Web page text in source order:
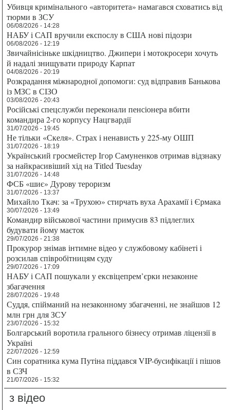
Убивця кримінального «авторитета» намагався сховатись від
тюрми в ЗСУ
06/08/2026 - 14:28
НАБУ і САП вручили експослу в США нові підозри
06/08/2026 - 12:19
Звичайнісіньке шкідництво. Джипери і мотокросери хочуть
й надалі знищувати природу Карпат
04/08/2026 - 20:19
Розкрадання міжнародної допомоги: суд відправив Банькова
із МЗС в СІЗО
03/08/2026 - 20:43
Російські спецслужби переконали пенсіонера вбити
командира 2-го корпусу Нацгвардії
31/07/2026 - 19:45
Не тільки «Скеля». Страх і ненависть у 225-му ОШП
31/07/2026 - 18:19
Український гросмейстер Ігор Самуненков отримав відзнаку
за найкрасивіший хід на Titled Tuesday
31/07/2026 - 14:48
ФСБ «шиє» Дурову тероризм
31/07/2026 - 13:37
Михайло Ткач: за «Трухою» стирчать вуха Арахамії і Єрмака
30/07/2026 - 13:49
Командир військової частини примусив 83 підлеглих
будувати йому маєток
29/07/2026 - 21:38
Прокурор знімав інтимне відео у службовому кабінеті і
розсилав співробітницям суду
29/07/2026 - 17:09
НАБУ і САП пошукали у ексвіцепрем’єрки незаконне
збагачення
28/07/2026 - 19:48
Суддя, спійманий на незаконному збагаченні, не знайшов 12
млн грн для ЗСУ
23/07/2026 - 15:32
Болгарський воротила грального бізнесу отримав ліцензії в
Україні
22/07/2026 - 12:59
Син соратника кума Путіна піддався VIP-бусифікації і пішов
в СЗЧ
21/07/2026 - 15:32
з відео